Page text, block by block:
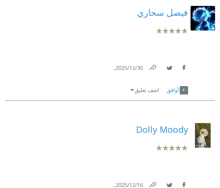
فيصل سحاري
30‏/12‏/2025
.
أوافق اضف تعليق
Dolly Moody
16‏/12‏/2025
.